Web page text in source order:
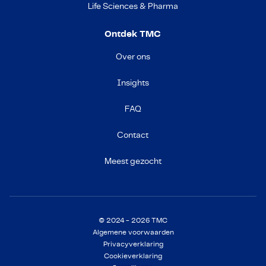
Life Sciences & Pharma
Ontdek TMC
Over ons
Insights
FAQ
Contact
Meest gezocht
© 2024 - 2026 TMC
Algemene voorwaarden
Privacyverklaring
Cookieverklaring